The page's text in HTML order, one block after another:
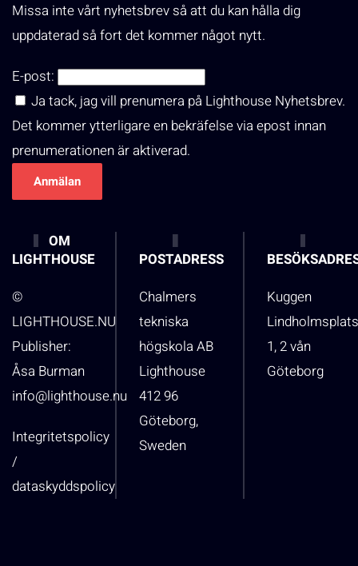
Missa inte vårt nyhetsbrev så att du kan hålla dig
uppdaterad så fort det kommer något nytt.
E-post:
Ja tack, jag vill prenumera på Lighthouse Nyhetsbrev.
Det kommer ytterligare en bekräfelse via epost innan
prenumerationen är aktiverad.
OM
LIGHTHOUSE
©
LIGHTHOUSE.NU
Publisher:
Åsa Burman
info@lighthouse.nu
Integritetspolicy
/
dataskyddspolicy
POSTADRESS
Chalmers
tekniska
högskola AB
Lighthouse
412 96
Göteborg,
Sweden
Kuggen
1, 2 vån
Göteborg